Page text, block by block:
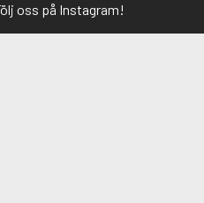
oss på Instagram!